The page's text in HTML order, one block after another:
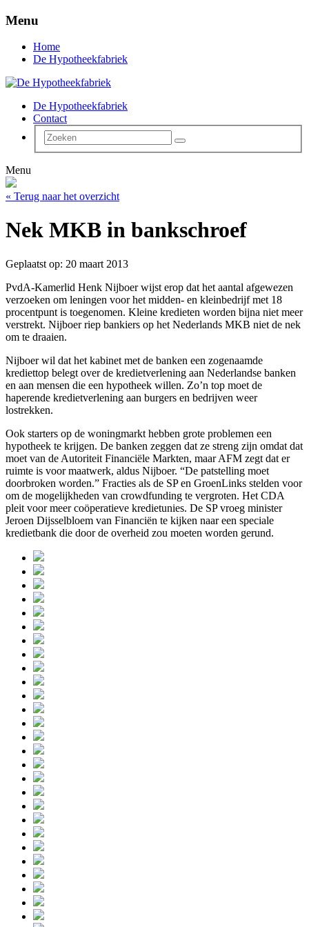
Menu
Home
De Hypotheekfabriek
De Hypotheekfabriek
Contact
Menu
« Terug naar het overzicht
Nek MKB in bankschroef
Geplaatst op: 20 maart 2013
PvdA-Kamerlid Henk Nijboer wijst erop dat het aantal afgewezen
verzoeken om leningen voor het midden- en kleinbedrijf met 18
procentpunt is toegenomen. Kleine kredieten worden bijna niet meer
verstrekt. Nijboer riep bankiers op het Nederlands MKB niet de nek
om te draaien.
Nijboer wil dat het kabinet met de banken een zogenaamde
krediettop belegt over de kredietverlening aan Nederlandse banken
en aan mensen die een hypotheek willen. Zo’n top moet de
haperende kredietverlening aan burgers en bedrijven weer
lostrekken.
Ook starters op de woningmarkt hebben grote problemen een
hypotheek te krijgen. De banken zeggen dat ze streng zijn omdat dat
moet van de Autoriteit Financiële Markten, maar AFM zegt dat er
ruimte is voor maatwerk, aldus Nijboer. “De patstelling moet
doorbroken worden.” Fracties als de SP en GroenLinks stelden voor
om de mogelijkheden van crowdfunding te vergroten. Het CDA
pleit voor meer coöperatieve kredietunies. De SP vroeg minister
Jeroen Dijsselbloem van Financiën te kijken naar een speciale
kredietbank die door de overheid zou moeten worden gerund.